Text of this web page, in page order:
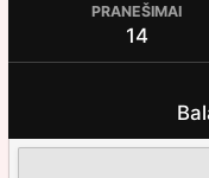
PRANEŠIMAI
14